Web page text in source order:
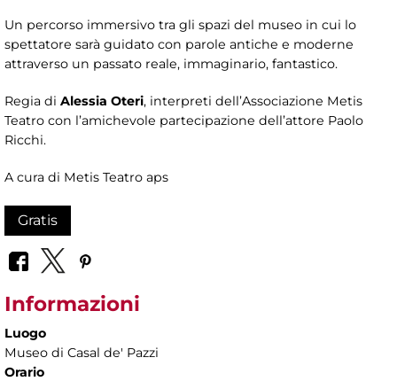
Un percorso immersivo tra gli spazi del museo in cui lo
spettatore sarà guidato con parole antiche e moderne
attraverso un passato reale, immaginario, fantastico.
Regia di Alessia Oteri, interpreti dell’Associazione Metis
Teatro con l’amichevole partecipazione dell’attore Paolo
Ricchi.
A cura di Metis Teatro aps
Gratis
Informazioni
Luogo
Museo di Casal de' Pazzi
Orario